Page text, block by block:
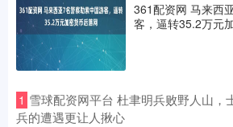
361配资网 马来西
客，逼转35.2万元
1 雪球配资网平台 杜聿明兵败野人山，
兵的遭遇更让人揪心